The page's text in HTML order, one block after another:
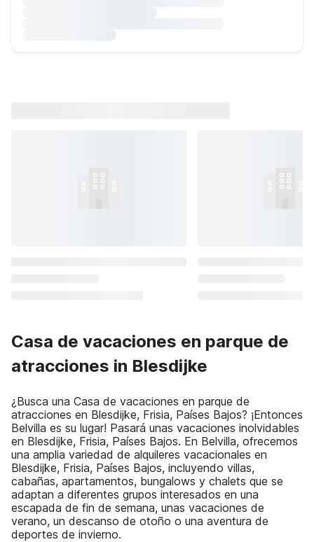
Casa de vacaciones en parque de
atracciones in Blesdijke
¿Busca una Casa de vacaciones en parque de
atracciones en Blesdijke, Frisia, Países Bajos? ¡Entonces
Belvilla es su lugar! Pasará unas vacaciones inolvidables
en Blesdijke, Frisia, Países Bajos. En Belvilla, ofrecemos
una amplia variedad de alquileres vacacionales en
Blesdijke, Frisia, Países Bajos, incluyendo villas,
cabañas, apartamentos, bungalows y chalets que se
adaptan a diferentes grupos interesados en una
escapada de fin de semana, unas vacaciones de
verano, un descanso de otoño o una aventura de
deportes de invierno.